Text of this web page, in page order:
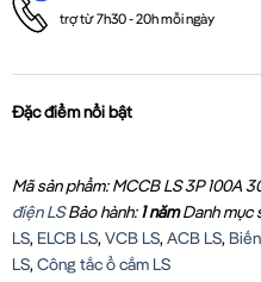
trợ từ 7h30 - 20h mỗi ngày
Đặc điểm nổi bật
Mã sản phẩm: MCCB LS 3P 100A
điện LS Bảo hành:1 nămDanh mục
LS, ELCB LS,VCB LS,ACB LS,
LS,Công tắc ổ cắm LS